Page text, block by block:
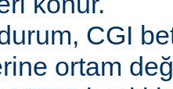
CGI
ortam